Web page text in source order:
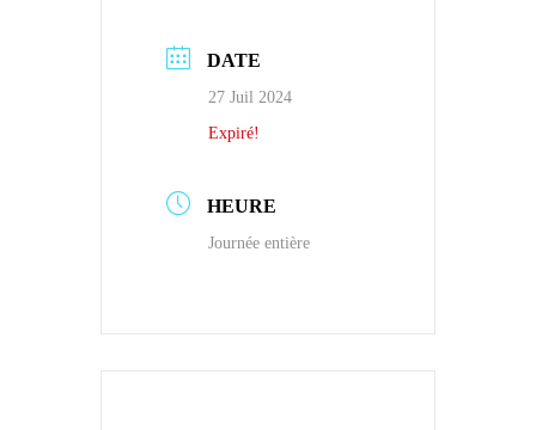
DATE
27 Juil 2024
Expiré!
HEURE
Journée entière